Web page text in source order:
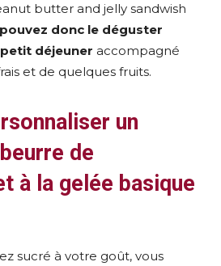
butter and jelly sandwish
donc le déguster
déjeuner accompagné
et de quelques fruits.
un
de
à la gelée basique
sucré à votre goût, vous